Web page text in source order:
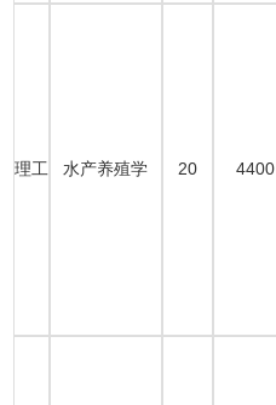
理工 水产养殖学 20 4400